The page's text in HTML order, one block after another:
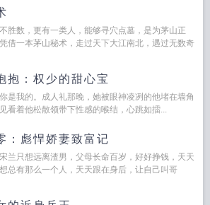
胜数，更有一类人，能够寻穴点墓，是为茅山正
借一本茅山秘术，走过天下大江南北，遇过无数奇
抱：权少的甜心宝
是我的。成人礼那晚，她被眼神凌冽的他堵在墙角
看着他松散领带下性感的喉结，心跳如擂...
：彪悍娇妻致富记
兰只想远离渣男，父母长命百岁，好好挣钱，天天
总有那么一个人，天天跟在身后，让自己叫哥